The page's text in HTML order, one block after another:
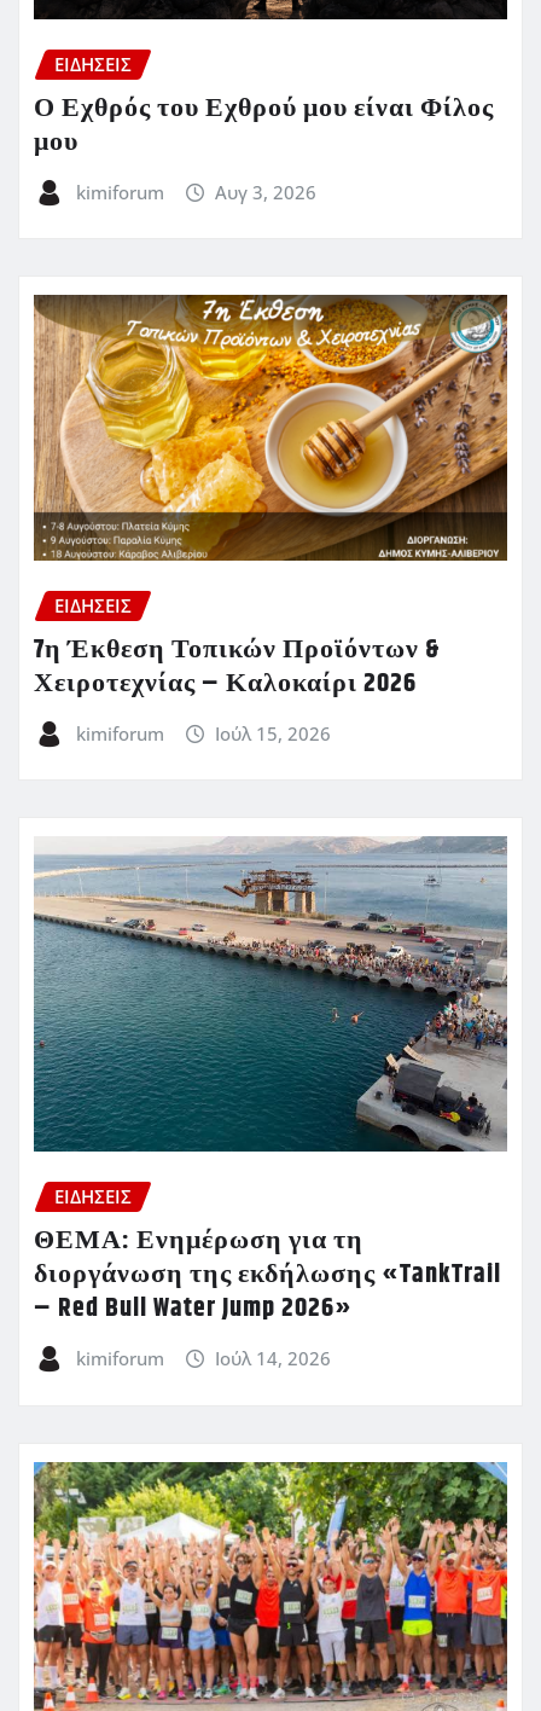
ΕΙΔΗΣΕΙΣ
Ο Εχθρός του Εχθρού μου είναι Φίλος
μου
kimiforum Αυγ 3, 2026
ΕΙΔΗΣΕΙΣ
7η Έκθεση Τοπικών Προϊόντων &
Χειροτεχνίας – Καλοκαίρι 2026
kimiforum Ιούλ 15, 2026
ΕΙΔΗΣΕΙΣ
ΘΕΜΑ: Ενημέρωση για τη
διοργάνωση της εκδήλωσης «TankTrail
– Red Bull Water Jump 2026»
kimiforum Ιούλ 14, 2026